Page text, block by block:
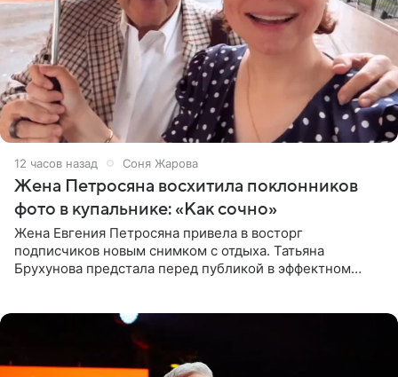
12 часов назад Соня Жарова
Жена Петросяна восхитила поклонников
фото в купальнике: «Как сочно»
Жена Евгения Петросяна привела в восторг
подписчиков новым снимком с отдыха. Татьяна
Брухунова предстала перед публикой в эффектном